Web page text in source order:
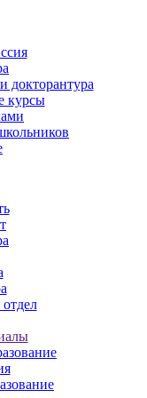
докторантура
курсы